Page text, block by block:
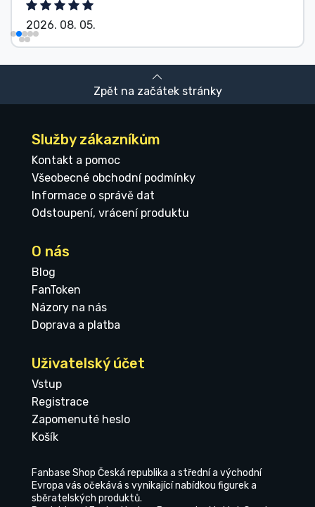
2026. 08. 05.
Zpět na začátek stránky
Služby zákazníkům
Kontakt a pomoc
Všeobecné obchodní podmínky
Informace o správě dat
Odstoupení, vrácení produktu
O nás
Blog
FanToken
Názory na nás
Doprava a platba
Uživatelský účet
Vstup
Registrace
Zapomenuté heslo
Košík
Fanbase Shop Česká republika a střední a východní
Evropa vás očekává s vynikající nabídkou figurek a
sběratelských produktů.